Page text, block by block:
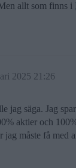
allt som finns i
2025 21:26
jag säga. Jag
aktier och
måste få med